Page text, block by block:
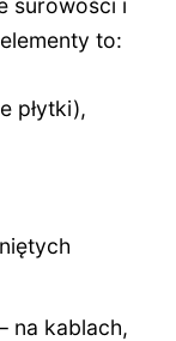
surowości i
to:
płytki),
na kablach,